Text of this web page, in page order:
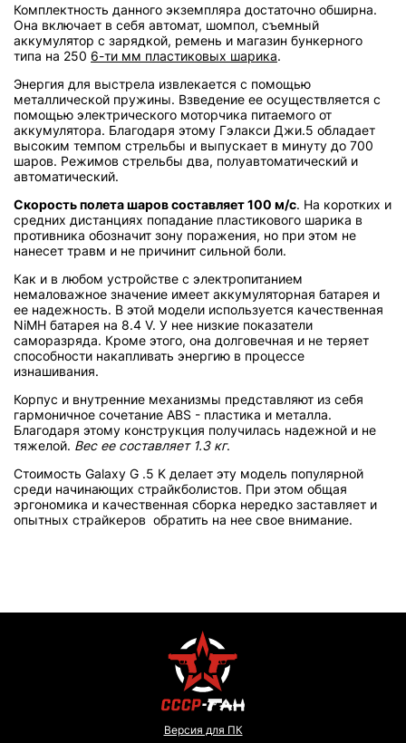
Комплектность данного экземпляра достаточно обширна.
Она включает в себя автомат, шомпол, съемный
аккумулятор с зарядкой, ремень и магазин бункерного
типа на 250 6-ти мм пластиковых шарика.
Энергия для выстрела извлекается с помощью
металлической пружины. Взведение ее осуществляется с
помощью электрического моторчика питаемого от
аккумулятора. Благодаря этому Гэлакси Джи.5 обладает
высоким темпом стрельбы и выпускает в минуту до 700
шаров. Режимов стрельбы два, полуавтоматический и
автоматический.
Скорость полета шаров составляет 100 м/с. На коротких и
средних дистанциях попадание пластикового шарика в
противника обозначит зону поражения, но при этом не
нанесет травм и не причинит сильной боли.
Как и в любом устройстве с электропитанием
немаловажное значение имеет аккумуляторная батарея и
ее надежность. В этой модели используется качественная
NiMH батарея на 8.4 V. У нее низкие показатели
саморазряда. Кроме этого, она долговечная и не теряет
способности накапливать энергию в процессе
изнашивания.
Корпус и внутренние механизмы представляют из себя
гармоничное сочетание ABS - пластика и металла.
Благодаря этому конструкция получилась надежной и не
тяжелой. Вес ее составляет 1.3 кг.
Стоимость Galaxy G .5 K делает эту модель популярной
среди начинающих страйкболистов. При этом общая
эргономика и качественная сборка нередко заставляет и
опытных страйкеров обратить на нее свое внимание.
Версия для ПК